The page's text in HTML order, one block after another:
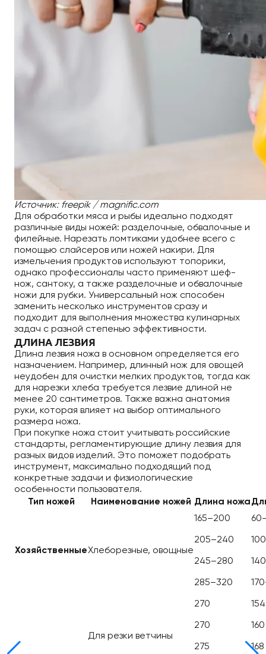
Источник: freepik / magnific.com
Для обработки мяса и рыбы идеально подходят
различные виды ножей: разделочные, обвалочные и
филейные. Нарезать ломтиками удобнее всего с
помощью слайсеров или ножей накири. Для
измельчения продуктов используют топорики,
однако профессионалы часто применяют шеф-
нож, сантоку, а также разделочные и обвалочные
ножи для рубки. Универсальный нож способен
заменить несколько инструментов сразу и
подходит для выполнения множества кулинарных
задач с разной степенью эффективности.
ДЛИНА ЛЕЗВИЯ
Длина лезвия ножа в основном определяется его
назначением. Например, длинный нож для овощей
неудобен для очистки мелких продуктов, тогда как
для нарезки хлеба требуется лезвие длиной не
менее 20 сантиметров. Также важна анатомия
руки, которая влияет на выбор оптимального
размера ножа.
При покупке ножа стоит учитывать российские
стандарты, регламентирующие длину лезвия для
разных видов изделий. Это поможет подобрать
инструмент, максимально подходящий под
конкретные задачи и физиологические
особенности пользователя.
Тип ножей
Наименование ножей Длина ножа
ХозяйственныеХлеборезные, овощные
165–200
205–240
245–280
285–320
Для резки ветчины
270 154
270 160
275 168